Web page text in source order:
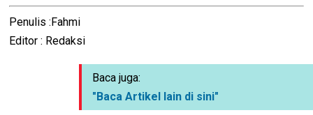
Penulis :Fahmi
Editor : Redaksi
Baca juga:
"Baca Artikel lain di sini"